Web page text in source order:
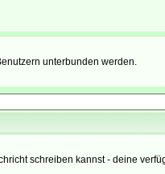
unterbunden werden.
schreiben kannst - deine